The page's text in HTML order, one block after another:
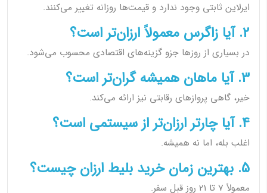
ایرلاین ثابتی وجود ندارد و قیمت‌ها روزانه تغییر می‌کنند.
2. آیا زاگرس معمولاً ارزان‌تر است؟
در بسیاری از روزها جزو گزینه‌های اقتصادی محسوب می‌شود.
3. آیا ماهان همیشه گران‌تر است؟
خیر، گاهی پروازهای رقابتی نیز ارائه می‌کند.
4. آیا چارتر ارزان‌تر از سیستمی است؟
اغلب بله، اما نه همیشه.
5. بهترین زمان خرید بلیط ارزان چیست؟
معمولاً 7 تا 21 روز قبل سفر.